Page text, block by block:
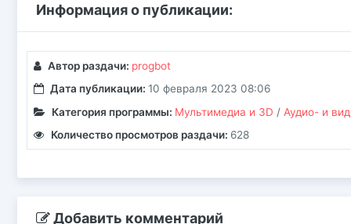
Информация о публикации:
Автор раздачи: progbot
Дата публикации: 10 февраля 2023 08:06
Категория программы: Мультимедиа и 3D / Аудио- и
Количество просмотров раздачи: 628
Добавить комментарий